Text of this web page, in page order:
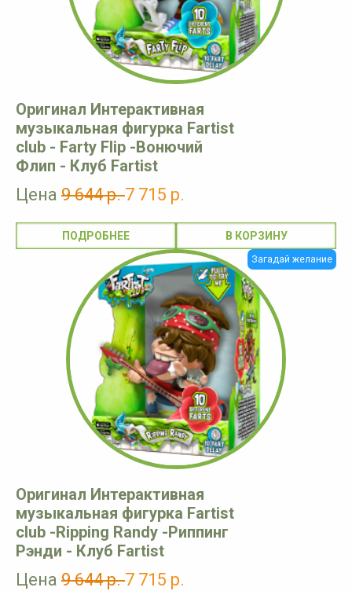
Оригинал Интерактивная
музыкальная фигурка Fartist
club - Farty Flip -Вонючий
Флип - Клуб Fartist
Цена 9 644 р.7 715 р.
ПОДРОБНЕЕ
Загадай желание
Оригинал Интерактивная
музыкальная фигурка Fartist
club -Ripping Randy -Риппинг
Рэнди - Клуб Fartist
Цена 9 644 р.7 715 р.